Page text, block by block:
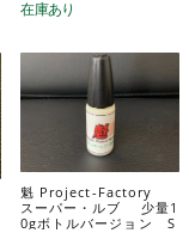
原液のみ SO-GR
魁 Project-Factory
スーパー・ルブ 少量1
0gボトルバージョン S